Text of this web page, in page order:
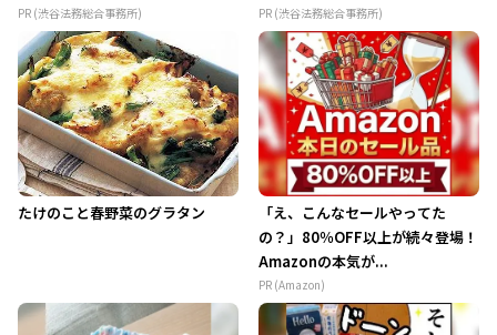
PR (渋谷法務総合事務所) PR (渋谷法務総合事務所)
たけのこと春野菜のグラタン
「え、こんなセールやってた
の？」80％OFF以上が続々登場！
Amazonの本気が...
PR (Amazon)